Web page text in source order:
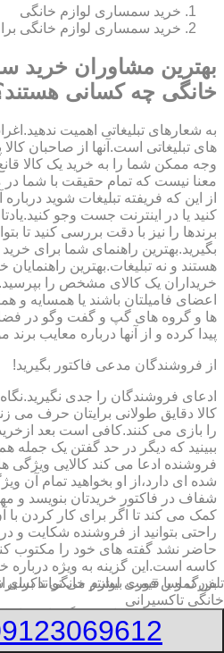
خرید سمساری لوازم خانگی
خرید سمساری لوازم خانگی
بهترین مشاوران خرید
خانگی چه کسانی
به شعارهای تبلیغاتی اهمیت
های تبلیغاتی است.آنها از صاحبان
وجه ممکن شما را به خرید یک کالا
معنا نیست که تمام حقیقت با شما
از این که فریفته تبلیغات شوید
کنید یا در اینترنت جست وجو
برندها را نیز با دقت بررسی کنید تا
بگیرید.بهترین راهنمای شما برای
هستند و نه تبلیغات.بهترین
خریداران یک کالای مشخص را
اعضای فامیلتان باشند یا همسایه و
ها و گروه های گپ و گفت وگو در فضای
پیدا کرده و از آنها درباره معایب
از فروشندگان مدعی فاکتور بگیرید!
ادعای فروشندگان را جدی
کالا دقایق طولانی برایتان حرف می
را بازی می کنند.کافی است بعد ازخرید
ببینید که دیگر در حد گفتن یک جمله
فروشنده ادعا می کند کالایی
شده ای دارد،از او بخواهید تمام آن
شفاف در فاکتور خریدتان بنویسد و
کمک می کند تا اگر برای کار کردن
راحتی بتوانید از فروشنده شکایت و
حاضر نشد گفته های خود را مکتوب
کاسه است.این گزینه به ویژه
بزرگ و با قیمت بیشتر می تواند برای
برچسب انرژی لوازم بزرگ را حتما
تلفن تماس فوریلوازم خانگی
خانگی تاکسیرانی